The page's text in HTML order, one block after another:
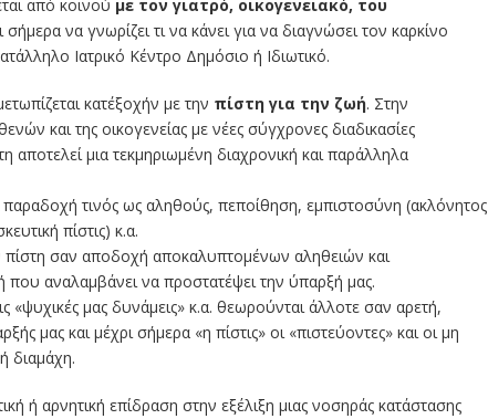
από κοινού με τον γιατρό, οικογενειακό, του
σήμερα να γνωρίζει τι να κάνει για να διαγνώσει τον καρκίνο
Ιατρικό Κέντρο Δημόσιο ή Ιδιωτικό.
κατ΄εξοχήν με την πίστη για την ζωή. Στην
και της οικογενείας με νέες σύγχρονες διαδικασίες
αποτελεί μια τεκμηριωμένη διαχρονική και παράλληλα
παραδοχή τινός ως αληθούς, πεποίθηση, εμπιστοσύνη (ακλόνητος
πίστις) κ.α.
πίστη σαν αποδοχή αποκαλυπτομένων αληθειών και
που αναλαμβάνει να προστατέψει την ύπαρξή μας.
«ψυχικές μας δυνάμεις» κ.α. θεωρούνται άλλοτε σαν αρετή,
μας και μέχρι σήμερα «η πίστις» οι «πιστεύοντες» και οι μη
διαμάχη.
ή αρνητική επίδραση στην εξέλιξη μιας νοσηράς κατάστασης